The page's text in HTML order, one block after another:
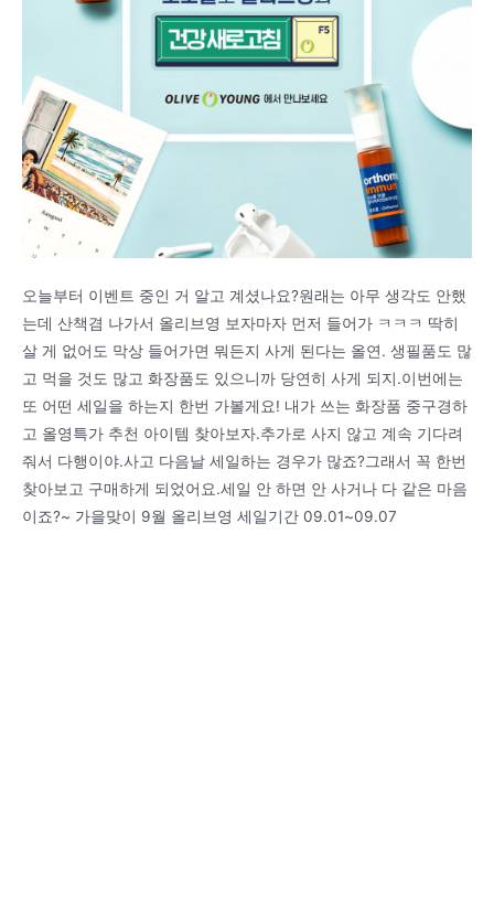
오늘부터 이벤트 중인 거 알고 계셨나요?원래는 아무 생각도 안했
는데 산책겸 나가서 올리브영 보자마자 먼저 들어가 ㅋㅋㅋ 딱히
살 게 없어도 막상 들어가면 뭐든지 사게 된다는 올연. 생필품도 많
고 먹을 것도 많고 화장품도 있으니까 당연히 사게 되지.이번에는
또 어떤 세일을 하는지 한번 가볼게요! 내가 쓰는 화장품 중구경하
고 올영특가 추천 아이템 찾아보자.추가로 사지 않고 계속 기다려
줘서 다행이야.사고 다음날 세일하는 경우가 많죠?그래서 꼭 한번
찾아보고 구매하게 되었어요.세일 안 하면 안 사거나 다 같은 마음
이죠?~ 가을맞이 9월 올리브영 세일기간 09.01~09.07